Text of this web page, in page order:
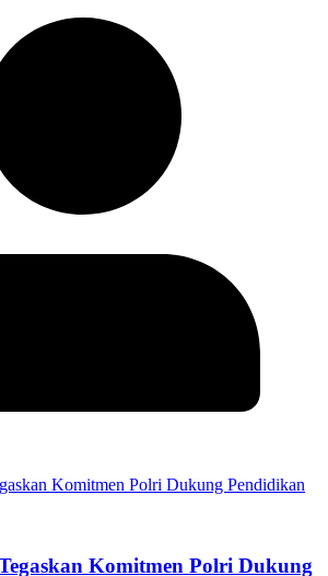
Komitmen Polri Dukung